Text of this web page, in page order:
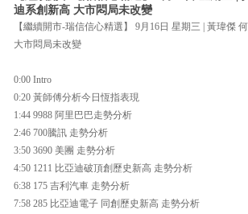
迪系創新高 大市悶局未改變
【繼續開市-瑞信信心精選】 9月16日 星期三 | 黃瑋傑
大市悶局未改變
0:00 Intro
0:20 黃師傅分析今日恆指表現
1:44 9988 阿里巴巴走勢分析
2:46 700騰訊 走勢分析
3:50 3690 美團 走勢分析
4:50 1211 比亞迪破頂創歷史新高 走勢分析
6:38 175 吉利汽車 走勢分析
7:58 285 比亞迪電子 同創歷史新高 走勢分析